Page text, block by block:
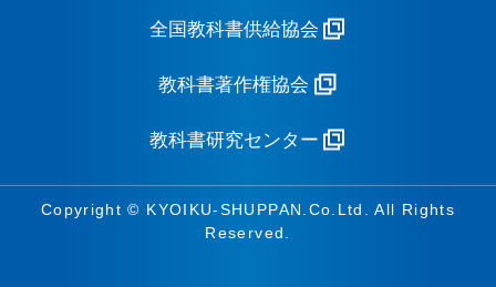
全国教科書供給協会
教科書著作権協会
教科書研究センター
Copyright © KYOIKU-SHUPPAN.Co.Ltd. All Rights
Reserved.